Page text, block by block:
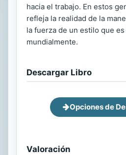
hacia el trabajo. En estos
refleja la realidad de la
la fuerza de un estilo que
mundialmente.
Descargar Libro
Opciones de
Valoración